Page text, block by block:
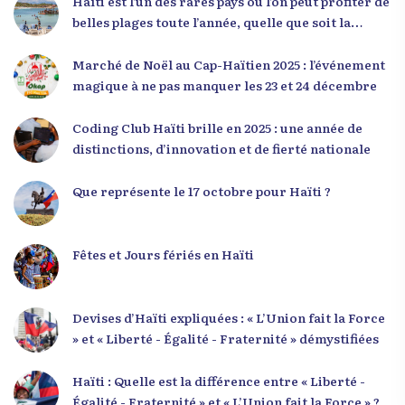
seulement 4 % d’entre eux pourrait modifier
seconde intervention, « Jenès la ak responsablite l
», a souligné le lien indissociable entre potentiel et
responsabilité. Le Dr Volcy a invité les jeunes à
devenir des acteurs de transformation dans leurs
communautés, à investir dans leur formation et à
développer un leadership intègre. Appel à un
belles plages toute l’année, quelle que soit la
Marché de Noël au Cap-Haïtien 2025 : l’événement
magique à ne pas manquer les 23 et 24 décembre
Coding Club Haïti brille en 2025 : une année de
distinctions, d’innovation et de fierté nationale
Que représente le 17 octobre pour Haïti ?
Fêtes et Jours fériés en Haïti
Devises d’Haïti expliquées : « L’Union fait la Force
» et « Liberté - Égalité - Fraternité » démystifiées
Haïti : Quelle est la différence entre « Liberté -